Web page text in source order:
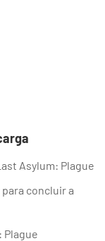
Asylum: Plague
para concluir a
Plague